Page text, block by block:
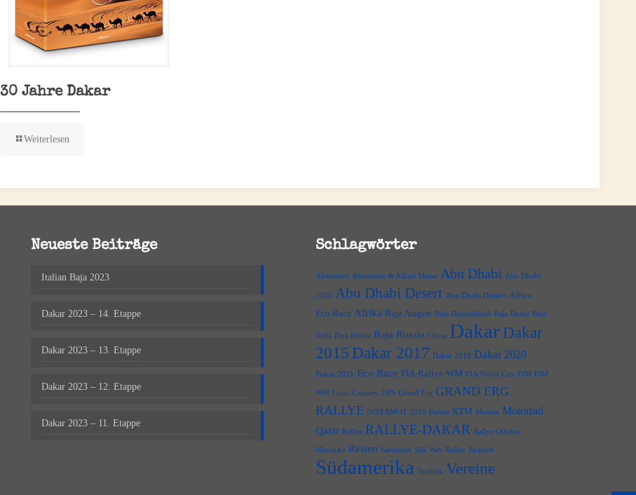
30 Jahre Dakar
Weiterlesen
Neueste Beiträge
Italian Baja 2023
Dakar 2023 – 14. Etappe
Dakar 2023 – 13. Etappe
Dakar 2023 – 12. Etappe
Dakar 2023 – 11. Etappe
Schlagwörter
Abenteuer Abenteuer & Allrad Messe Abu Dhabi Abu Dhabi
2016 Abu Dhabi Desert Abu Dhabi Dessert Africa
Eco Race Afrika Baja Aragon Baja Deutschland Baja Dubai Baja
Italia Baja Italien Baja Russia China Dakar Dakar
2015 Dakar 2017 Dakar 2018 Dakar 2020
Dakar 2021 Eco Race FIA-Rallye-WM FIA World Cup FIM FIM
WM Cross-Country GPS Grand Erg GRAND ERG
RALLYE
INTERMOT 2016 Italien KTM Messen Motorrad
Qatar Rallye RALLYE-DAKAR Rallye Oilybia
Marokko Reisen Sardinien Silk Way Rallye Spanien
Südamerika Technik Vereine